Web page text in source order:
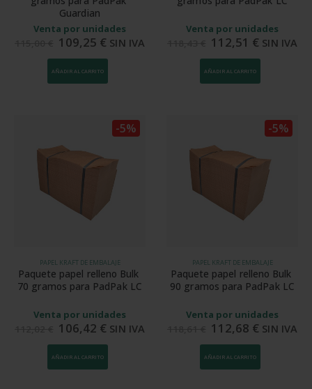
Guardian
Venta por unidades
109,25 € SIN IVA
AÑADIR AL CARRITO
Venta por unidades
112,51 € SIN IVA
AÑADIR AL CARRITO
PAPEL KRAFT DE EMBALAJE
Paquete papel relleno Bulk
70 gramos para PadPak LC
Venta por unidades
106,42 € SIN IVA
-5%
AÑADIR AL CARRITO
PAPEL KRAFT DE EMBALAJE
Paquete papel relleno Bulk
90 gramos para PadPak LC
Venta por unidades
112,68 € SIN IVA
-5%
AÑADIR AL CARRITO